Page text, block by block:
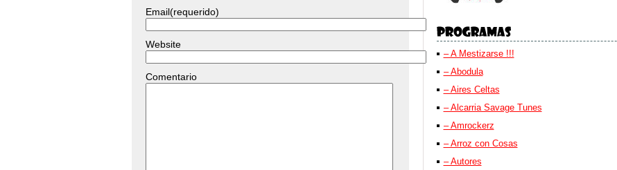
Email(requerido)
Website
Comentario
– A Mestizarse !!!
– Abodula
– Aires Celtas
– Alcarria Savage Tunes
– Amrockerz
– Arroz con Cosas
– Autores